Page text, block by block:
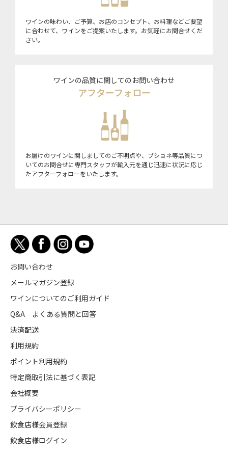
ワインの味わい、ご予算、お店のコンセプト、お料理などご要望
に合わせて、ワインをご提案いたします。お気軽にお問合せくだ
さい。
ワインの品質に関してのお問い合わせ
アフターフォロー
お届けのワインに関しましてのご不明点や、ブショネ等品質につ
いてのお問合せに専門スタッフが輸入元を通じ迅速に状況に応じ
たアフターフォローをいたします。
お問い合わせ
メールマガジン登録
ワインについてのご利用ガイド
Q&A よくある質問と回答
決済配送
利用規約
ポイント利用規約
特定商取引法に基づく表記
会社概要
プライバシーポリシー
飲食店様会員登録
飲食店様ログイン